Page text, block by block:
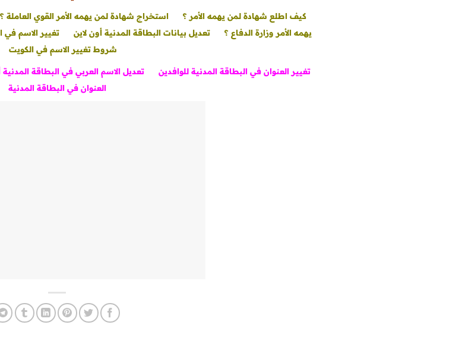
كيف اطلع شهادة لمن يهمه الأمر ؟ استخراج شهادة لمن يهمه الأمر القوي العاملة ؟
يهمه الأمر وزارة الدفاع ؟
تعديل بيانات البطاقة المدنية أون لاين تغيير الاسم في
شروط تغيير الاسم في الكويت
تغيير العنوان في البطاقة المدنية للوافدين تعديل الاسم العربي في البطاقة المدنية
العنوان في البطاقة المدنية